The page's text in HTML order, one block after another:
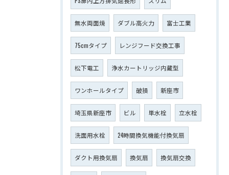
無水両面焼 ダブル高火力 富士工業
75cmタイプ レンジフード交換工事
松下電工 浄水カートリッジ内蔵型
ワンホールタイプ 破損 新座市
埼玉県新座市 ビル 単水栓 立水栓
洗面用水栓 24時間換気機能付換気扇
ダクト用換気扇 換気扇 換気扇交換